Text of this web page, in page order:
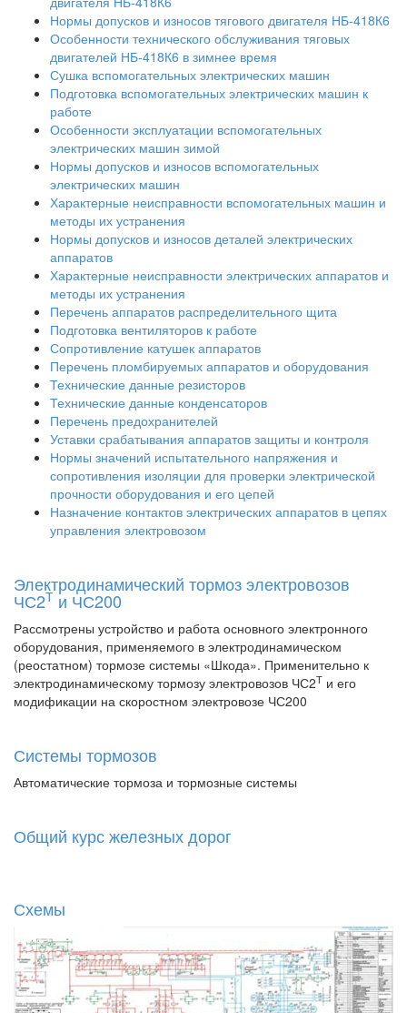
Нормы допусков и износов тягового двигателя НБ-418К6
Особенности технического обслуживания тяговых
двигателей НБ-418К6 в зимнее время
Сушка вспомогательных электрических машин
Подготовка вспомогательных электрических машин к
работе
Особенности эксплуатации вспомогательных
электрических машин зимой
Нормы допусков и износов вспомогательных
электрических машин
Характерные неисправности вспомогательных машин и
методы их устранения
Нормы допусков и износов деталей электрических
аппаратов
Характерные неисправности электрических аппаратов и
методы их устранения
Перечень аппаратов распределительного щита
Подготовка вентиляторов к работе
Сопротивление катушек аппаратов
Перечень пломбируемых аппаратов и оборудования
Технические данные резисторов
Технические данные конденсаторов
Перечень предохранителей
Уставки срабатывания аппаратов защиты и контроля
Нормы значений испытательного напряжения и
сопротивления изоляции для проверки электрической
прочности оборудования и его цепей
Назначение контактов электрических аппаратов в цепях
управления электровозом
Электродинамический тормоз электровозов
ЧС2Т и ЧС200
Рассмотрены устройство и работа основного электронного
оборудования, применяемого в электродинамическом
(реостатном) тормозе системы «Шкода». Применительно к
электродинамическому тормозу электровозов ЧС2Т и его
модификации на скоростном электровозе ЧС200
Системы тормозов
Автоматические тормоза и тормозные системы
Общий курс железных дорог
Схемы